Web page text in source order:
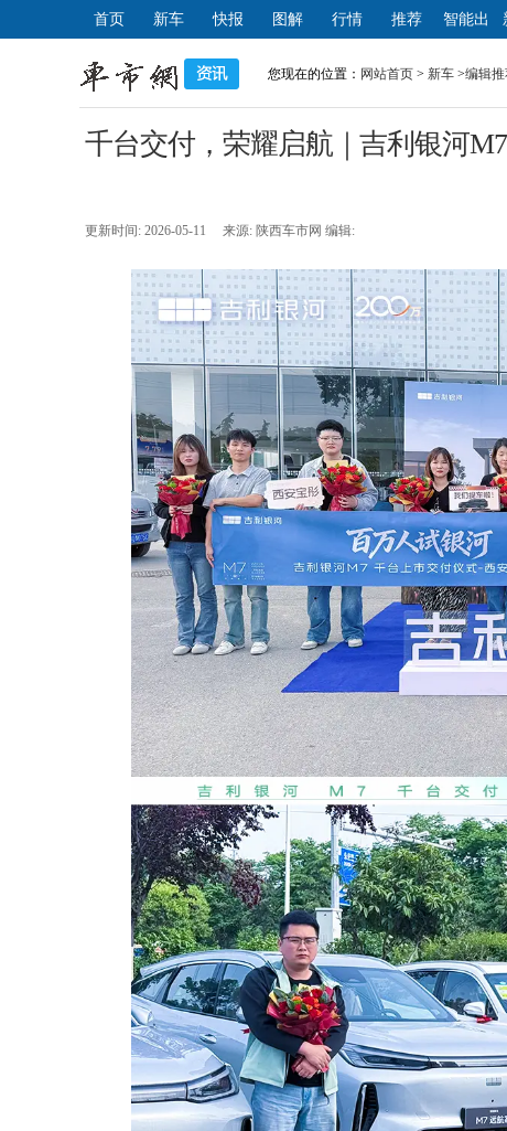
首页 新车 快报 图解 行情 推荐 智能出
您现在的位置： 网站首页 > 新车 >编辑
千台交付，荣耀启航｜吉利银河
更新时间: 2026-05-11 来源: 陕西车市网 编辑: